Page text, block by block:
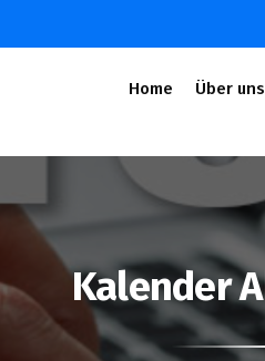
Home Über uns
Kalender